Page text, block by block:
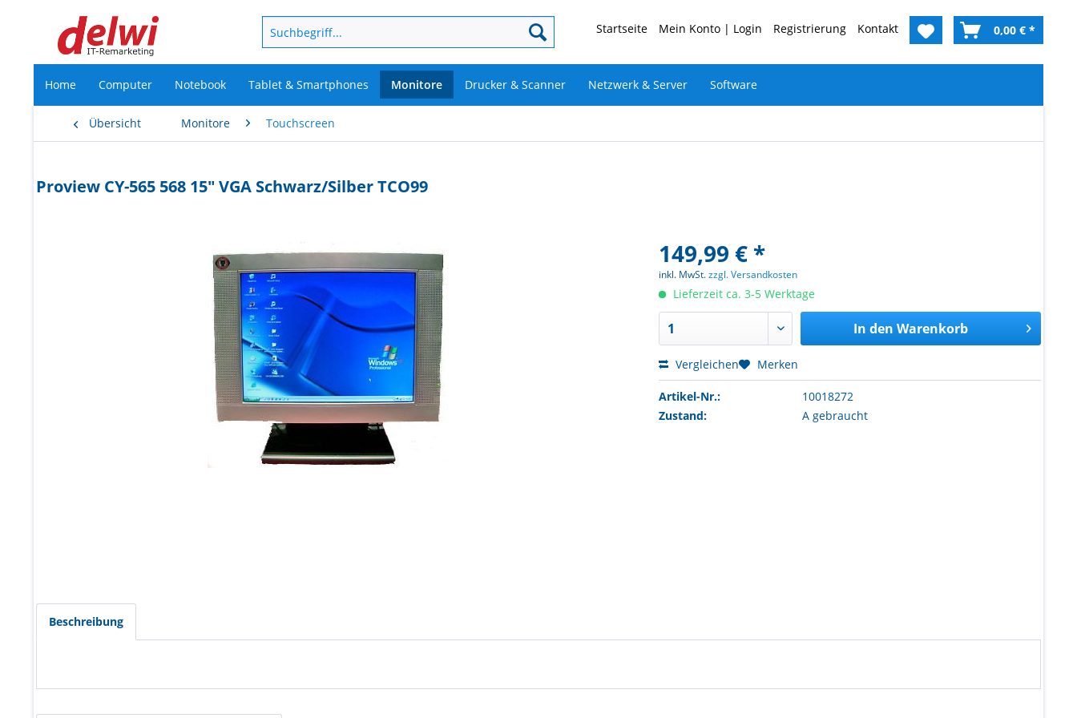
Startseite Mein Konto | Login Registrierung Kontakt 0,00 € *
Home Computer Notebook Tablet & Smartphones Monitore Drucker & Scanner Netzwerk & Server Software
Übersicht Monitore Touchscreen
Proview CY-565 568 15" VGA Schwarz/Silber TCO99
149,99 € *
inkl. MwSt.zzgl. Versandkosten
Lieferzeit ca. 3-5 Werktage
In den Warenkorb
Vergleichen Merken
Artikel-Nr.:
10018272
Zustand:
A gebraucht
Beschreibung